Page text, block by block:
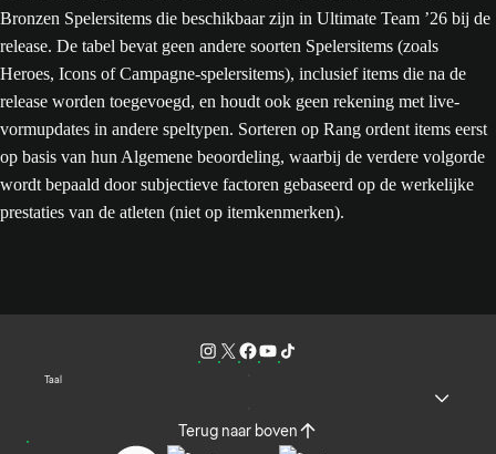
Bronzen Spelersitems die beschikbaar zijn in Ultimate Team ’26 bij de
release. De tabel bevat geen andere soorten Spelersitems (zoals
Heroes, Icons of Campagne-spelersitems), inclusief items die na de
release worden toegevoegd, en houdt ook geen rekening met live-
vormupdates in andere speltypen. Sorteren op Rang ordent items eerst
op basis van hun Algemene beoordeling, waarbij de verdere volgorde
wordt bepaald door subjectieve factoren gebaseerd op de werkelijke
prestaties van de atleten (niet op itemkenmerken).
Taal
Terug naar boven